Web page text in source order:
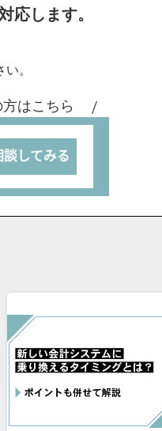
応します。
。
はこちら